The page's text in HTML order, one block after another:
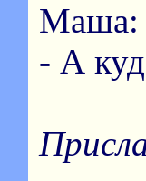
Маша:
- А